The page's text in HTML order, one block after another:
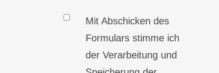
Mit Abschicken des
Formulars stimme ich
der Verarbeitung und